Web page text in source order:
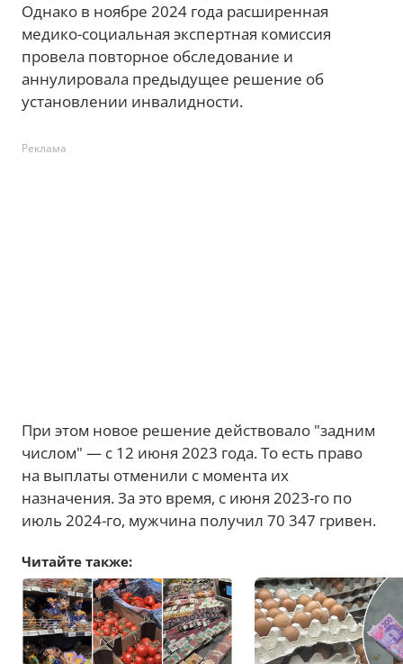
Однако в ноябре 2024 года расширенная
медико-социальная экспертная комиссия
провела повторное обследование и
аннулировала предыдущее решение об
установлении инвалидности.
Реклама
При этом новое решение действовало "задним
числом" — с 12 июня 2023 года. То есть право
на выплаты отменили с момента их
назначения. За это время, с июня 2023-го по
июль 2024-го, мужчина получил 70 347 гривен.
Читайте также: